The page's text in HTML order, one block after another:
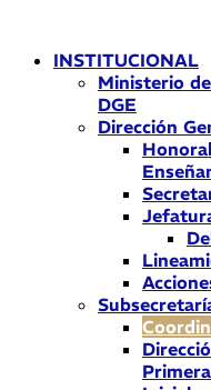
contenidoINSTITUCIONAL
Ministerio
DGE
Dirección